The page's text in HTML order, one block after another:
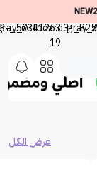
عرض الكل